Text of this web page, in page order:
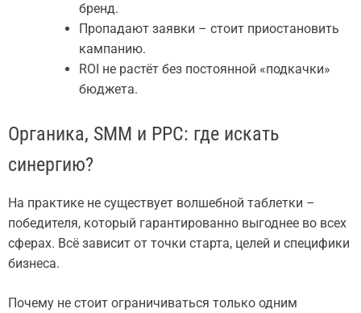
бренд.
Пропадают заявки – стоит приостановить
кампанию.
ROI не растёт без постоянной «подкачки»
бюджета.
Органика, SMM и PPC: где искать
синергию?
На практике не существует волшебной таблетки –
победителя, который гарантированно выгоднее во всех
сферах. Всё зависит от точки старта, целей и специфики
бизнеса.
Почему не стоит ограничиваться только одним